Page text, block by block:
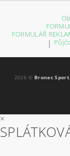
FORMULÁŘ
|
2026 © Bronec Sport
×